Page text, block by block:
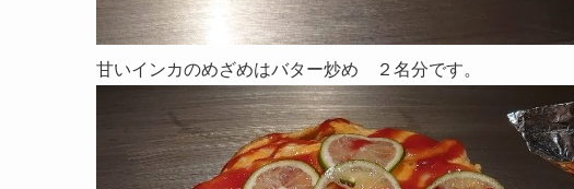
甘いインカのめざめはバター炒め ２名分です。